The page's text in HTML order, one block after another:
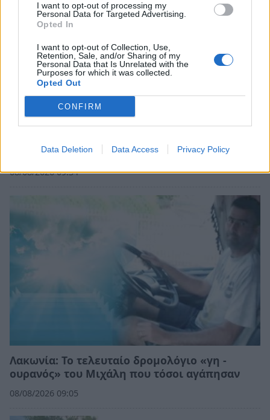
I want to opt-out of processing my
Personal Data for Targeted Advertising.
Opted In
I want to opt-out of Collection, Use,
Retention, Sale, and/or Sharing of my
Personal Data that Is Unrelated with the
Purposes for which it was collected.
Opted Out
CONFIRM
Data Deletion Data Access Privacy Policy
«Άγιος Ανδρέας» βρέφος μόλις 8 ημερών
08/08/2026 09:34
Λακωνία: Το τελευταίο δρομολόγιο «γη -
ουρανός» του Μιχάλη που τόσοι αγάπησαν
08/08/2026 09:05